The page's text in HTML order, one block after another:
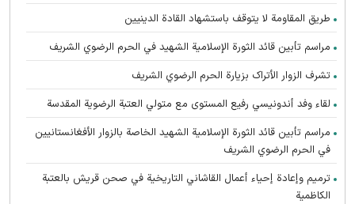
طريق المقاومة لا يتوقف باستشهاد القادة الدينيين
مراسم تأبين قائد الثورة الإسلامية الشهید في الحرم الرضوي الشریف
تشرف الزوار الأتراک بزیارة الحرم الرضوي الشریف
لقاء وفد أندونیسي رفيع المستوى مع متولي العتبة الرضوية المقدسة
مراسم تأبین قائد الثورة الإسلامية الشهيد الخاصة بالزوار الأفغانستانیین
في الحرم الرضوي الشریف
ترميم وإعادة إحياء أعمال القاشاني التاريخية في صحن قريش بالعتبة
الكاظمية